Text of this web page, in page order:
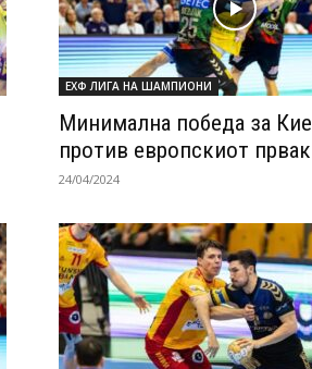
ЕХФ ЛИГА НА ШАМПИОНИ
Минимална победа за
против европскиот првак
24/04/2024